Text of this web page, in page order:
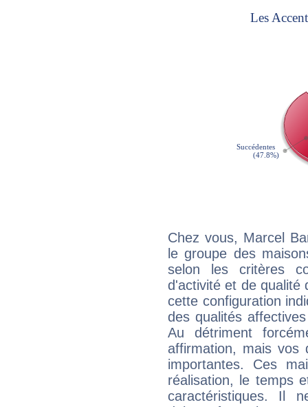
Chez vous, Marcel
le groupe des
selon les critères
d'activité et de qualité
cette configuration
des qualités
Au détriment
affirmation, mais
importantes. Ces
réalisation, le temps
caractéristiques. Il